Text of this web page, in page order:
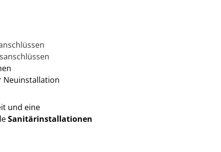
Neuinstallation
und eine
Sanitärinstallationen